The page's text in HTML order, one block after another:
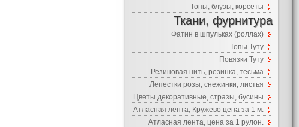
Топы, блузы, корсеты
Ткани, фурнитура
Фатин в шпульках (роллах)
Топы Туту
Повязки Туту
Резиновая нить, резинка, тесьма
Лепестки розы, снежинки, листья
Цветы декоративные, стразы, бусины
Атласная лента, Кружево цена за 1 м.
Атласная лента, цена за 1 рулон.